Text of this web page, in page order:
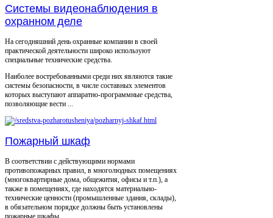
Системы видеонаблюдения в
охранном деле
На сегодняшний день охранные компании в своей
практической деятельности широко используют
специальные технические средства.
Наиболее востребованными среди них являются такие
системы безопасности, в числе составных элементов
которых выступают аппаратно-программные средства,
позволяющие вести ...
Пожарный шкаф
В соответствии с действующими нормами
противопожарных правил, в многолюдных помещениях
(многоквартирные дома, общежития, офисы и т.п.), а
также в помещениях, где находятся материально-
технические ценности (промышленные здания, склады),
в обязательном порядке должны быть установлены
пожарные шкафы.